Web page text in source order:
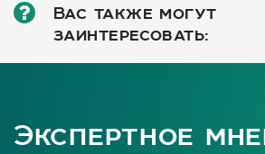
Вас также могут
заинтересовать:
Экспертное